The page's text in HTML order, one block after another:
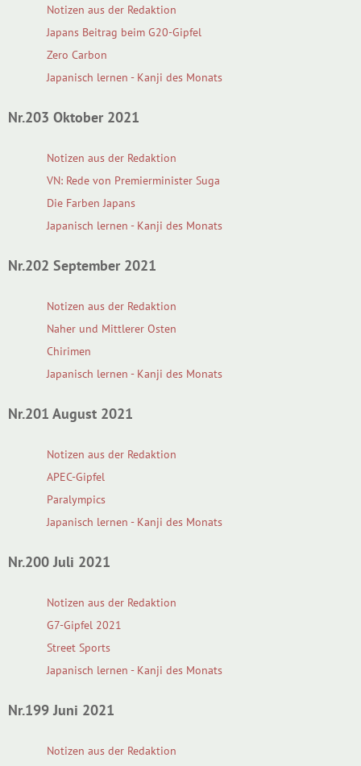
Notizen aus der Redaktion
Japans Beitrag beim G20-Gipfel
Zero Carbon
Japanisch lernen - Kanji des Monats
Nr.203 Oktober 2021
Notizen aus der Redaktion
VN: Rede von Premierminister Suga
Die Farben Japans
Japanisch lernen - Kanji des Monats
Nr.202 September 2021
Notizen aus der Redaktion
Naher und Mittlerer Osten
Chirimen
Japanisch lernen - Kanji des Monats
Nr.201 August 2021
Notizen aus der Redaktion
APEC-Gipfel
Paralympics
Japanisch lernen - Kanji des Monats
Nr.200 Juli 2021
Notizen aus der Redaktion
G7-Gipfel 2021
Street Sports
Japanisch lernen - Kanji des Monats
Nr.199 Juni 2021
Notizen aus der Redaktion